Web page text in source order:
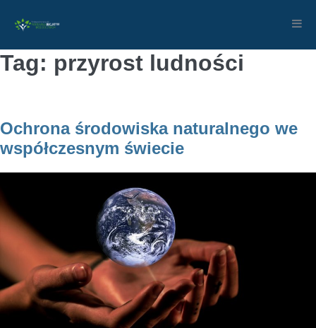
content
Tag: przyrost ludności
Ochrona środowiska naturalnego we
współczesnym świecie